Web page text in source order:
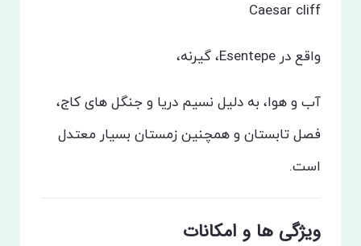
Caesar cliff
واقع در Esentepe، گیرنه،
آب و هوا، به دلیل نسیم دریا و جنگل های کاج،
فصل تابستان و همچنین زمستان بسیار معتدل
است.
ویژگی ها و امکانات